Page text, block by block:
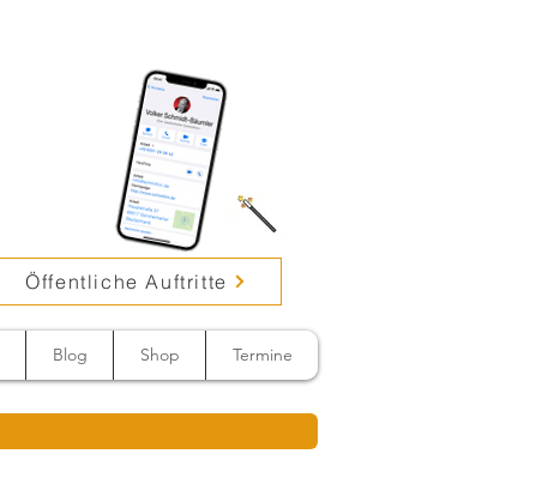
Öffentliche Auftritte
Blog Shop Termine